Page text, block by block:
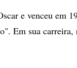
e venceu em
Em sua carreira,